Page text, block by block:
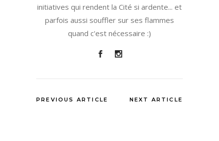
initiatives qui rendent la Cité si ardente... et
parfois aussi souffler sur ses flammes
quand c'est nécessaire :)
PREVIOUS ARTICLE NEXT ARTICLE